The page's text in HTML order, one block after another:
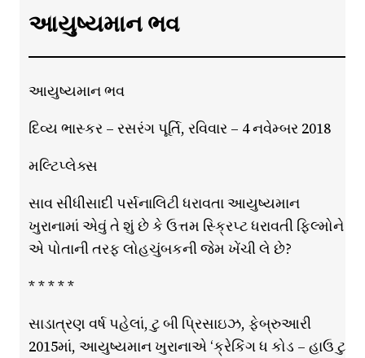
આયુષ્યમાન ભવ
આયુષ્યમાન ભવ
દિવ્ય ભાસ્કર – રસરંગ પૂર્તિ, રવિવાર – 4 નવેમ્બર 2018
મલ્ટિપ્લેક્સ
સાવ સીધીસાદી પર્સનાલિટી ધરાવતા આયુષ્યમાન
ખુરાનામાં એવું તે શું છે કે ઉત્તમ સ્ક્રિપ્ટ ધરાવતી ફિલ્મોને
એ પોતાની તરફ લોહચુંબકની જેમ ખેંચી લે છે?
* * * * *
સાડાત્રણ વર્ષ પહેલાં, ટુ બી પ્રિસાઇઝ, ફેબ્રુઆરી
2015માં, આયુષ્યમાન ખુરાનાએ ‘ક્રેકિંગ ધ કોડ – હાઉ ટુ